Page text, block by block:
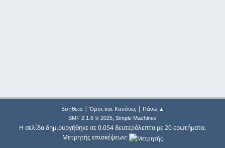
Βοήθεια| Όροι και Κανόνες| Πάνω ▲
SMF 2.1.6 © 2025, Simple Machines
Η σελίδα δημιουργήθηκε σε 0.054 δευτερόλεπτα με 20 ερωτήματα.
Μετρητής επισκέψεων: